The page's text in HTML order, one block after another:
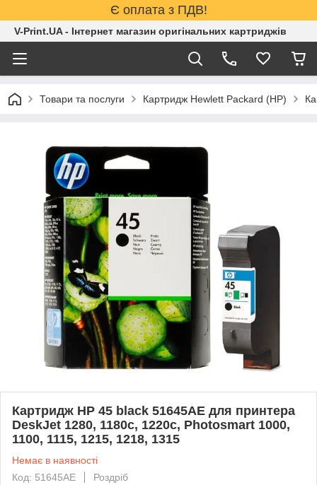
Є оплата з ПДВ!
V-Print.UA - Інтернет магазин оригінальних картриджів
Товари та послуги Картридж Hewlett Packard (HP)
Картридж HP 45 black 51645AE для принтера
DeskJet 1280, 1180c, 1220c, Photosmart 1000,
1100, 1115, 1215, 1218, 1315
Немає в наявності
Код: 51645AE
Роздріб